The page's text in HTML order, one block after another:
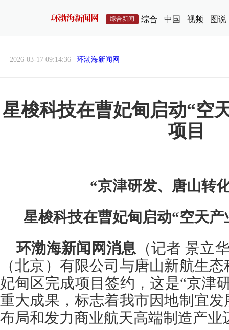
综合新闻 综合 中国 视频 图说
2026-03-17 09:14:36 | 环渤海新闻网
星梭科技在曹妃甸启动“空
项目
“京津研发、唐山转
星梭科技在曹妃甸启动“空天
环渤海新闻网消息 （记者 景立
（北京）有限公司与唐山新航生
妃甸区完成项目签约，这是“京津
重大成果，标志着我市因地制宜
布局和发力商业航天高端制造产业